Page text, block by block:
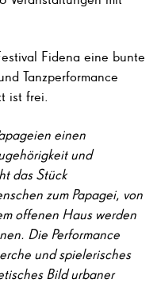
Fidena eine bunte
Tanzperformance
ist frei.
einen
und
das Stück
zum Papagei, von
offenen Haus werden
Die Performance
und spielerisches
Bild urbaner